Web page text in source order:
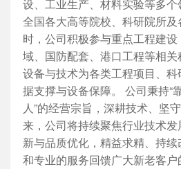
设、工业生产、材料实验等多
全国各大高等院校、科研院所
时，公司积极参与重点工程建
域、国防配套、港口工程等相
设备与技术为各类工程项目、
据支撑与设备保障。 公司秉持“
人”的经营宗旨，深耕技术、坚
来，公司将持续聚焦行业技术
新与品质优化，精益求精、持
和专业的服务回馈广大新老客户